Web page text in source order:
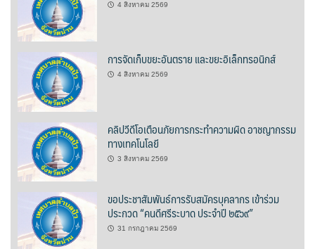
นครน่านอพาร์ทเม้น
นะลาวิวรีสอร์ท
นาต้นบัวโฮมสเตย์
น่านปัว รีสอร์ท
นาเหล่า เก๊าสลี โฮมสเตย์
นาไผ่ปัววิว
บวกบัววิวรีสอร์ท
บ้านกังหัน @ ปัวคอทเทจ
4 สิงหาคม 2569
การจัดเก็บขยะอันตราย และขยะอิเล็กทรอนิกส์
4 สิงหาคม 2569
คลิปวีดีโอเตือนภัยการกระทำความผิด อาชญากรรม
ทางเทคโนโลยี
3 สิงหาคม 2569
ขอประชาสัมพันธ์การรับสมัครบุคลากร เข้าร่วม
ประกวด “คนดีศรีระบาด ประจำปี ๒๕๖๙”
31 กรกฎาคม 2569